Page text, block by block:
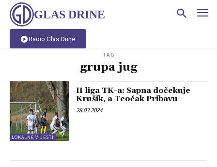
GLAS DRINE
Radio Glas Drine
TAG
grupa jug
LOKALNE VIJESTI
II liga TK-a: Sapna dočekuje
Krušik, a Teočak Pribavu
28.03.2024